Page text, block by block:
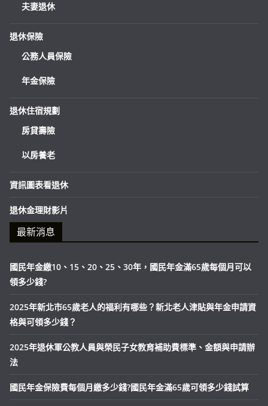
夫妻退休
退休保險
公務人員保險
年金保險
退休住宿規劃
房貸壽險
以房養老
資訊圖表看退休
退休金理財影片
最新消息
國民年金繳10、15、20、25、30年，國民年金滿65歲每個月可以
領多少錢?
2025年新北市65歲老人的福利有哪些？新北老人津貼與年金申請資
格與可領多少錢？
2025年退休軍公教人員與榮民子女教育補助費標準、金額與申請辦
法
國民年金保險費每個月繳多少錢?國民年金滿65歲可領多少錢試算